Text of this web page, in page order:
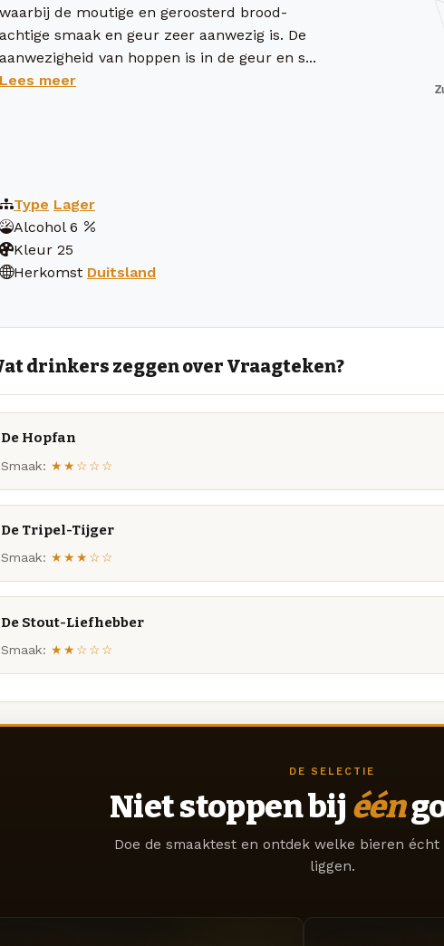
waarbij de moutige en geroosterd brood-
achtige smaak en geur zeer aanwezig is. De
aanwezigheid van hoppen is in de geur en s...
Lees meer
Type Lager
Alcohol 6
Kleur 25
Herkomst Duitsland
drinkers zeggen over Vraagteken?
De Hopfan
Smaak: ★★☆☆☆
De Tripel-Tijger
Smaak: ★★★☆☆
De Stout-Liefhebber
Smaak: ★★☆☆☆
DE SELECTIE
Niet stoppen bij één
Doe de smaaktest en ontdek welke bieren
liggen.